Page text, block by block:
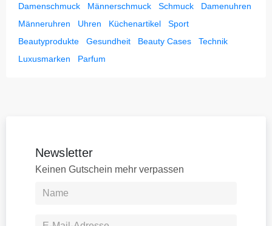
Damenschmuck
Männerschmuck Schmuck
Damenuhren
Männeruhren
Uhren Küchenartikel
Sport
Beautyprodukte
Gesundheit Beauty Cases
Technik
Luxusmarken
Parfum
Newsletter
Keinen Gutschein mehr verpassen